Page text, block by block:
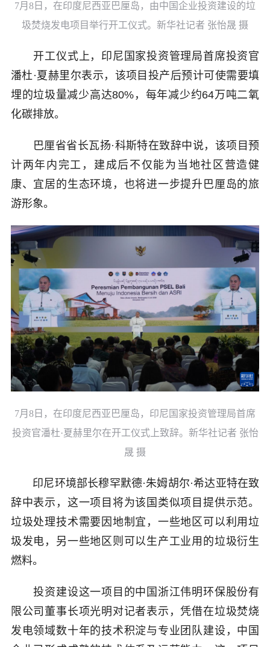
7月8日，在印度尼西亚巴厘岛，由中国企业投资建设的垃
圾焚烧发电项目举行开工仪式。新华社记者 张怡晟 摄
开工仪式上，印尼国家投资管理局首席投资官
潘杜·夏赫里尔表示，该项目投产后预计可使需要填
埋的垃圾量减少高达80%，每年减少约64万吨二氧
化碳排放。
巴厘省省长瓦扬·科斯特在致辞中说，该项目预
计两年内完工，建成后不仅能为当地社区营造健
康、宜居的生态环境，也将进一步提升巴厘岛的旅
游形象。
7月8日，在印度尼西亚巴厘岛，印尼国家投资管理局首席
投资官潘杜·夏赫里尔在开工仪式上致辞。新华社记者 张怡
晟 摄
印尼环境部长穆罕默德·朱姆胡尔·希达亚特在致
辞中表示，这一项目将为该国类似项目提供示范。
垃圾处理技术需要因地制宜，一些地区可以利用垃
圾发电，另一些地区则可以生产工业用的垃圾衍生
燃料。
投资建设这一项目的中国浙江伟明环保股份有
限公司董事长项光明对记者表示，凭借在垃圾焚烧
发电领域数十年的技术积淀与专业团队建设，中国